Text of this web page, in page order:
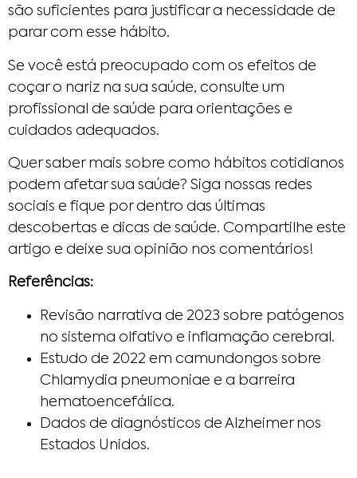
são suficientes para justificar a necessidade de
parar com esse hábito.
Se você está preocupado com os efeitos de
coçar o nariz na sua saúde, consulte um
profissional de saúde para orientações e
cuidados adequados.
Quer saber mais sobre como hábitos cotidianos
podem afetar sua saúde? Siga nossas redes
sociais e fique por dentro das últimas
descobertas e dicas de saúde. Compartilhe este
artigo e deixe sua opinião nos comentários!
Referências:
Revisão narrativa de 2023 sobre patógenos
no sistema olfativo e inflamação cerebral.
Estudo de 2022 em camundongos sobre
Chlamydia pneumoniae e a barreira
hematoencefálica.
Dados de diagnósticos de Alzheimer nos
Estados Unidos.